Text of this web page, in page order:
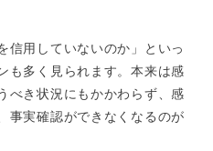
信用していないのか」といっ
も多く見られます。本来は感
べき状況にもかかわらず、感
事実確認ができなくなるのが